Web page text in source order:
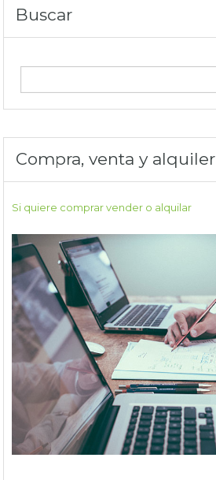
Buscar
Compra, venta y alquiler
Si quiere comprar vender o alquilar